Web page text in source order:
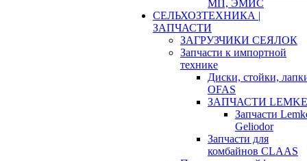
МП, ЭМИС
СЕЛЬХОЗТЕХНИКА |
ЗАПЧАСТИ
ЗАГРУЗЧИКИ СЕЯЛОК
Запчасти к импортной
технике
Диски, стойки,
OFAS
ЗАПЧАСТИ
Запчасти
Geliodor
Запчасти для
комбайнов CLAAS